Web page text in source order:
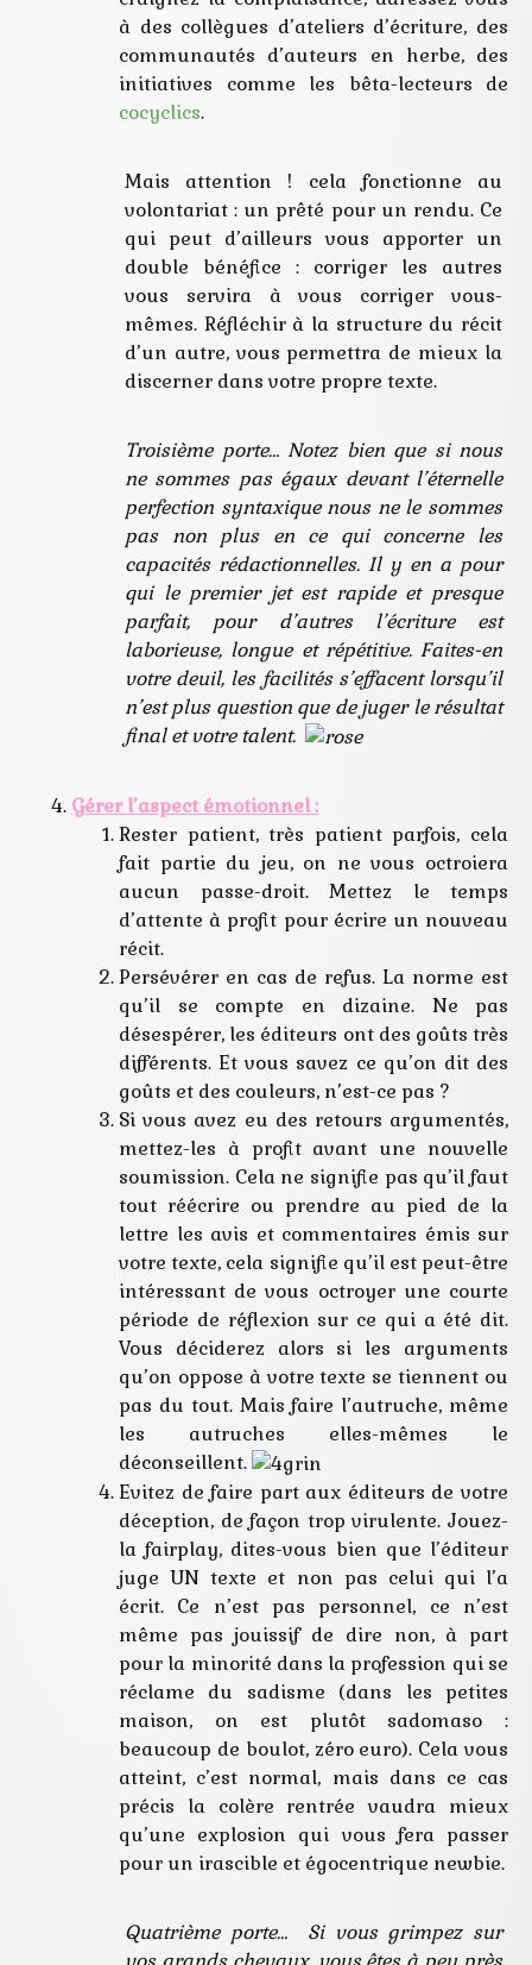
à des collègues d’ateliers d’écriture, des
communautés d’auteurs en herbe, des
initiatives comme les bêta-lecteurs de
cocyclics.
Mais attention ! cela fonctionne au
volontariat : un prêté pour un rendu. Ce
qui peut d’ailleurs vous apporter un
double bénéfice : corriger les autres
vous servira à vous corriger vous-
mêmes. Réfléchir à la structure du récit
d’un autre, vous permettra de mieux la
discerner dans votre propre texte.
Troisième porte… Notez bien que si nous
ne sommes pas égaux devant l’éternelle
perfection syntaxique nous ne le sommes
pas non plus en ce qui concerne les
capacités rédactionnelles. Il y en a pour
qui le premier jet est rapide et presque
parfait, pour d’autres l’écriture est
laborieuse, longue et répétitive. Faites-en
votre deuil, les facilités s’effacent lorsqu’il
n’est plus question que de juger le résultat
final et votre talent.
Gérer l’aspect émotionnel :
Rester patient, très patient parfois, cela
fait partie du jeu, on ne vous octroiera
aucun passe-droit. Mettez le temps
d’attente à profit pour écrire un nouveau
récit.
Persévérer en cas de refus. La norme est
qu’il se compte en dizaine. Ne pas
désespérer, les éditeurs ont des goûts très
différents. Et vous savez ce qu’on dit des
goûts et des couleurs, n’est-ce pas ?
Si vous avez eu des retours argumentés,
mettez-les à profit avant une nouvelle
soumission. Cela ne signifie pas qu’il faut
tout réécrire ou prendre au pied de la
lettre les avis et commentaires émis sur
votre texte, cela signifie qu’il est peut-être
intéressant de vous octroyer une courte
période de réflexion sur ce qui a été dit.
Vous déciderez alors si les arguments
qu’on oppose à votre texte se tiennent ou
pas du tout. Mais faire l’autruche, même
les autruches elles-mêmes le
déconseillent.
Evitez de faire part aux éditeurs de votre
déception, de façon trop virulente. Jouez-
la fairplay, dites-vous bien que l’éditeur
juge UN texte et non pas celui qui l’a
écrit. Ce n’est pas personnel, ce n’est
même pas jouissif de dire non, à part
pour la minorité dans la profession qui se
réclame du sadisme (dans les petites
maison, on est plutôt sadomaso :
beaucoup de boulot, zéro euro). Cela vous
atteint, c’est normal, mais dans ce cas
précis la colère rentrée vaudra mieux
qu’une explosion qui vous fera passer
pour un irascible et égocentrique newbie.
Quatrième porte… Si vous grimpez sur